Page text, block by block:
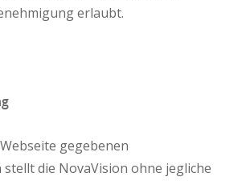
erlaubt.
gegebenen
die NovaVision ohne jegliche